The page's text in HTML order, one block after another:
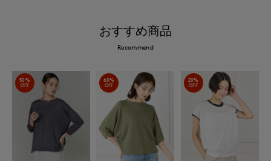
おすすめ商品
Recommend
50%
OFF
60%
OFF
20%
OFF